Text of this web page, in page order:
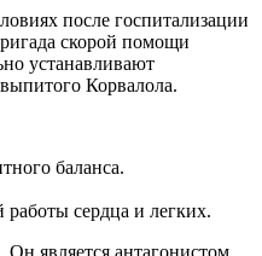
после госпитализации
скорой помощи
устанавливают
Корвалола.
баланса.
работы сердца и легких.